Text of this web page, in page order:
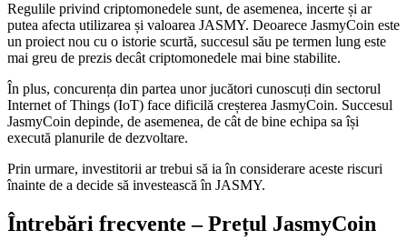
Regulile privind criptomonedele sunt, de asemenea, incerte și ar
putea afecta utilizarea și valoarea JASMY. Deoarece JasmyCoin este
un proiect nou cu o istorie scurtă, succesul său pe termen lung este
mai greu de prezis decât criptomonedele mai bine stabilite.
În plus, concurența din partea unor jucători cunoscuți din sectorul
Internet of Things (IoT) face dificilă creșterea JasmyCoin. Succesul
JasmyCoin depinde, de asemenea, de cât de bine echipa sa își
execută planurile de dezvoltare.
Prin urmare, investitorii ar trebui să ia în considerare aceste riscuri
înainte de a decide să investească în JASMY.
Întrebări frecvente – Prețul JasmyCoin